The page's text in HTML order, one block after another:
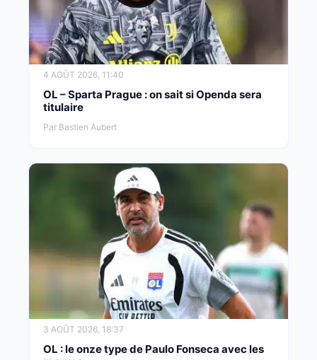
4 AOÛT 2026, 11:40
OL – Sparta Prague : on sait si Openda sera
titulaire
Par Bastien Aubert
3 AOÛT 2026, 18:37
OL : le onze type de Paulo Fonseca avec les